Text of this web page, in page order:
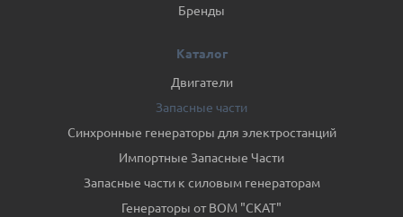
Бренды
Каталог
Двигатели
Запасные части
Синхронные генераторы для электростанций
Импортные Запасные Части
Запасные части к силовым генераторам
Генераторы от ВОМ "СКАТ"